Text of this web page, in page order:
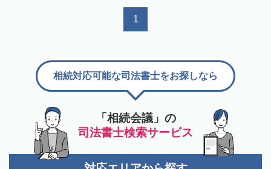
1
「相続会議」の
司法書士検索サービス
相続対応可能な司法書士をお探しなら